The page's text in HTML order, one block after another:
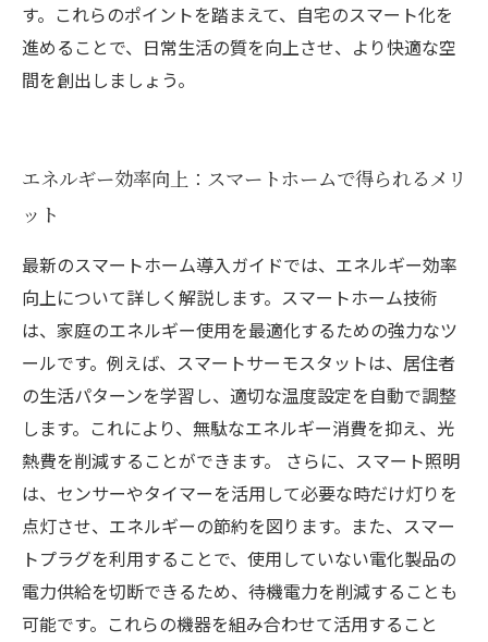
す。これらのポイントを踏まえて、自宅のスマート化を
進めることで、日常生活の質を向上させ、より快適な空
間を創出しましょう。
エネルギー効率向上：スマートホームで得られるメリ
ット
最新のスマートホーム導入ガイドでは、エネルギー効率
向上について詳しく解説します。スマートホーム技術
は、家庭のエネルギー使用を最適化するための強力なツ
ールです。例えば、スマートサーモスタットは、居住者
の生活パターンを学習し、適切な温度設定を自動で調整
します。これにより、無駄なエネルギー消費を抑え、光
熱費を削減することができます。 さらに、スマート照明
は、センサーやタイマーを活用して必要な時だけ灯りを
点灯させ、エネルギーの節約を図ります。また、スマー
トプラグを利用することで、使用していない電化製品の
電力供給を切断できるため、待機電力を削減することも
可能です。これらの機器を組み合わせて活用すること